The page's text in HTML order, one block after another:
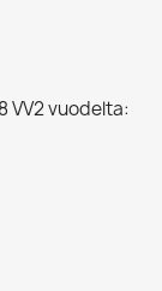
VV2 vuodelta: